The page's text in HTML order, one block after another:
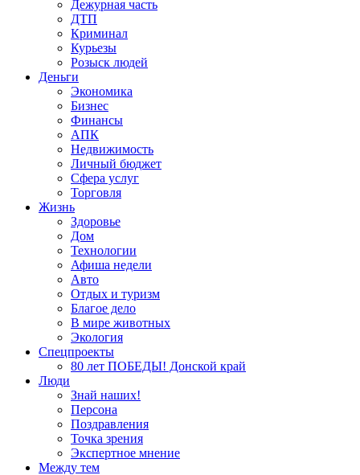
Дежурная часть
ДТП
Криминал
Курьезы
Розыск людей
Деньги
Экономика
Бизнес
Финансы
АПК
Недвижимость
Личный бюджет
Сфера услуг
Торговля
Жизнь
Здоровье
Дом
Технологии
Афиша недели
Авто
Отдых и туризм
Благое дело
В мире животных
Экология
Спецпроекты
80 лет ПОБЕДЫ! Донской край
Люди
Знай наших!
Персона
Поздравления
Точка зрения
Экспертное мнение
Между тем